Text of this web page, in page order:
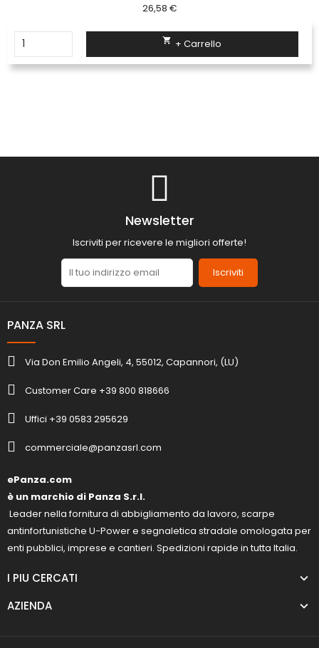
26,58 €
 + Carrello
Newsletter
Iscriviti per ricevere le migliori offerte!
Iscriviti
PANZA SRL
Via Don Emilio Angeli, 4, 55012, Capannori, (LU)
Customer Care +39 800 818666
Uffici +39 0583 295629
commerciale@panzasrl.com
ePanza.com
è un marchio di Panza S.r.l.
Leader nella fornitura di abbigliamento da lavoro, scarpe
antinfortunistiche U-Power e segnaletica stradale omologata per
enti pubblici, imprese e cantieri. Spedizioni rapide in tutta Italia.
I PIU CERCATI
AZIENDA